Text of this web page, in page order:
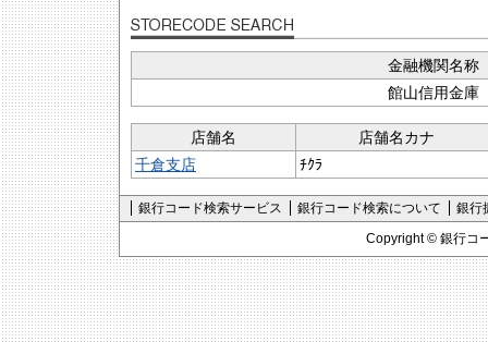
金融機関名称
館山信用金庫
店舗名
店舗名カナ
千倉支店
ﾁｸﾗ
銀行コード検索サービス 銀行コード検索について
銀行
Copyright © 銀行コ